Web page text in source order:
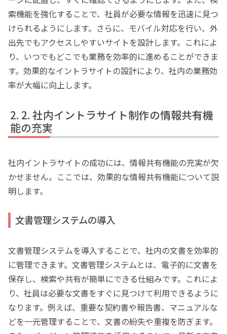
索機能を強化することで、社員が必要な情報を迅速に見つ
けられるようにします。さらに、モバイル対応を行い、外
出先でもアクセスしやすいサイトを設計します。これによ
り、いつでもどこでも業務を効率的に進めることができま
す。効果的なイントラサイトの設計により、社内の業務効
率が大幅に向上します。
2. 社内イントラサイト制作の情報共有機
能の充実
社内イントラサイトの成功には、情報共有機能の充実が欠
かせません。ここでは、効果的な情報共有機能について説
明します。
文書管理システムの導入
文書管理システムを導入することで、社内の文書を効率的
に管理できます。文書管理システムとは、電子的に文書を
保存し、検索や共有が簡単にできる仕組みです。これによ
り、社員は必要な文書をすぐに見つけて利用できるように
なります。例えば、重要な契約書や報告書、マニュアルな
どを一元管理することで、文書の紛失や重複を防ぎます。